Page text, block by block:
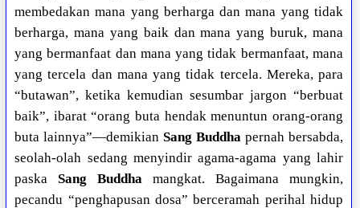
membedakan mana yang berharga dan mana yang tidak
berharga, mana yang baik dan mana yang buruk, mana
yang bermanfaat dan mana yang tidak bermanfaat, mana
yang tercela dan mana yang tidak tercela. Mereka, para
“butawan”, ketika kemudian sesumbar jargon “berbuat
baik”, ibarat “orang buta hendak menuntun orang-orang
buta lainnya”—demikianSang Buddha pernah bersabda,
seolah-olah sedang menyindir agama-agama yang lahir
paskaSang Buddha mangkat. Bagaimana mungkin,
pecandu “penghapusan dosa” berceramah perihal hidup